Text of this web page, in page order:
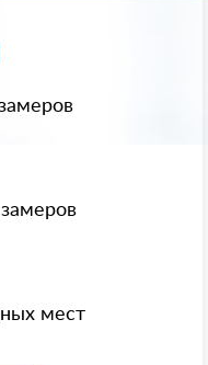
мест